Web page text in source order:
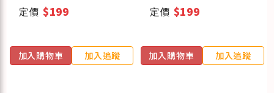
定價 $199
加入購物車 加入追蹤
定價 $199
加入購物車 加入追蹤